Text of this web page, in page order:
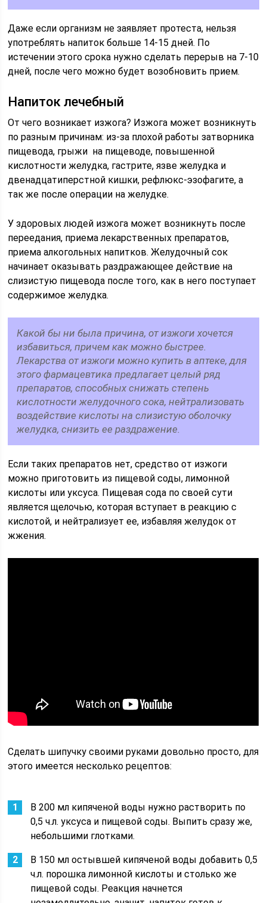
Даже если организм не заявляет протеста, нельзя
употреблять напиток больше 14-15 дней. По
истечении этого срока нужно сделать перерыв на 7-10
дней, после чего можно будет возобновить прием.
Напиток лечебный
От чего возникает изжога? Изжога может возникнуть
по разным причинам: из-за плохой работы затворника
пищевода, грыжи на пищеводе, повышенной
кислотности желудка, гастрите, язве желудка и
двенадцатиперстной кишки, рефлюкс-эзофагите, а
так же после операции на желудке.
У здоровых людей изжога может возникнуть после
переедания, приема лекарственных препаратов,
приема алкогольных напитков. Желудочный сок
начинает оказывать раздражающее действие на
слизистую пищевода после того, как в него поступает
содержимое желудка.
Какой бы ни была причина, от изжоги хочется
избавиться, причем как можно быстрее.
Лекарства от изжоги можно купить в аптеке, для
этого фармацевтика предлагает целый ряд
препаратов, способных снижать степень
кислотности желудочного сока, нейтрализовать
воздействие кислоты на слизистую оболочку
желудка, снизить ее раздражение.
Если таких препаратов нет, средство от изжоги
можно приготовить из пищевой соды, лимонной
кислоты или уксуса. Пищевая сода по своей сути
является щелочью, которая вступает в реакцию с
кислотой, и нейтрализует ее, избавляя желудок от
жжения.
Сделать шипучку своими руками довольно просто, для
этого имеется несколько рецептов:
В 200 мл кипяченой воды нужно растворить по
0,5 ч.л. уксуса и пищевой соды. Выпить сразу же,
небольшими глотками.
В 150 мл остывшей кипяченой воды добавить 0,5
ч.л. порошка лимонной кислоты и столько же
пищевой соды. Реакция начнется